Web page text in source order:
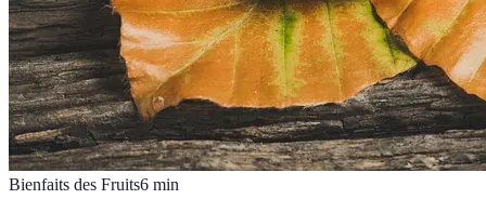
Bienfaits des Fruits6 min